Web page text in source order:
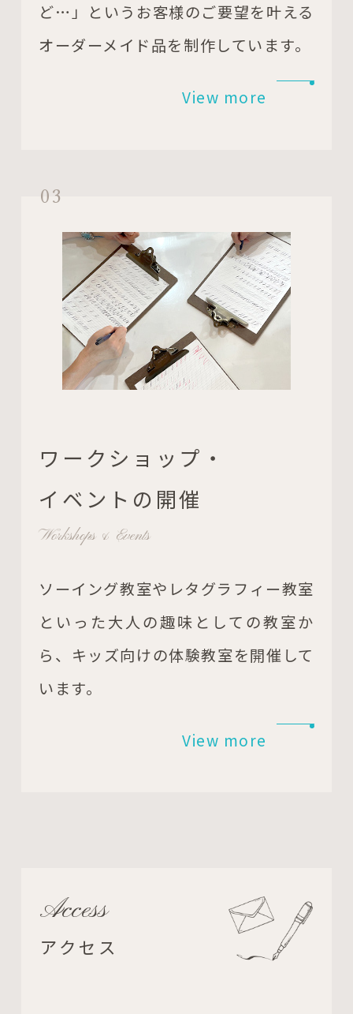
ど…」というお客様のご要望を叶える
オーダーメイド品を制作しています。
View more
03
ワークショップ・
イベントの開催
Workshops & Events
ソーイング教室やレタグラフィー教室
といった大人の趣味としての教室か
ら、キッズ向けの体験教室を開催して
います。
View more
Access
アクセス